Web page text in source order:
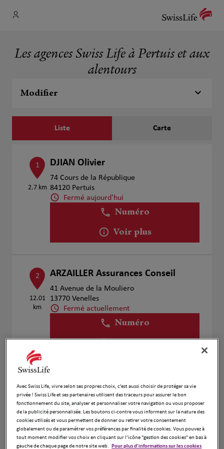
Les agences Swiss Life à Pertuis et aux
alentours
Modifier
Liste Carte
1
2.7 km
DJIAN Olivier
74 Cours de la République
84120 Pertuis
Fermé aujourd'hui
Numéro
Voir plus
2
12.01
km
ARZAILLER Assurances Conseil
41 Avenue de la Mouliero
13770 Venelles
Fermé actuellement
Numéro
3
15.44
km
Ramdane CHAOUCHI
13840 ROGNES
Fermé aujourd'hui
Numéro
Voir plus
Avec Swiss Life, vivre selon ses propres choix, c’est aussi choisir de protéger sa vie
privée ! Swiss Life et ses partenaires utilisent des traceurs pour assurer le bon
fonctionnement du site, analyser et personnaliser votre navigation ou vous proposer
de la publicité personnalisée. Les boutons ci-contre vous informent sur la nature des
cookies utilisés et vous permettent de donner ou retirer votre consentement
globalement ou de paramétrer vos préférences par finalité de cookies. Vous pouvez à
tout moment modifier vos choix en cliquant sur l’icône "gestion des cookies" en bas à
gauche de chaque page de notre site web. Pour plus d'informations sur les cookies